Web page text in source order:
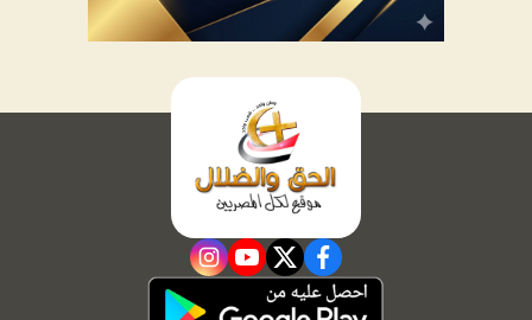
facebook
twitter
youtube
instagram